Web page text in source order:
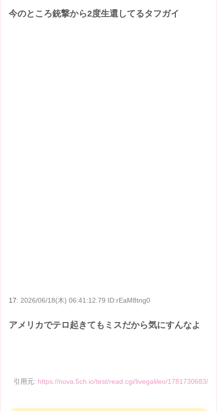
今のところ銃撃から2度生還してるタフガイ
17: 2026/06/18(木) 06:41:12.79 ID:rEaM8tng0
アメリカでテロ起きてもミスだから気にすんなよ
引用元: https://nova.5ch.io/test/read.cgi/livegalileo/1781730683/